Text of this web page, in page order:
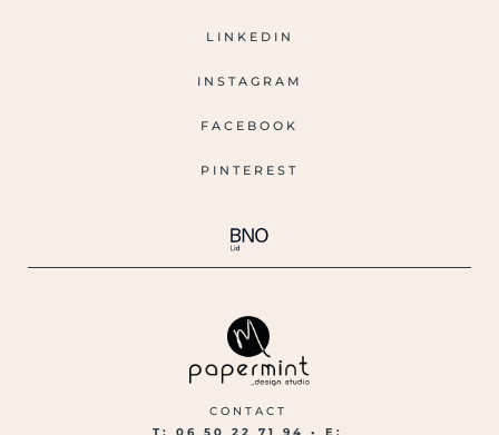
LINKEDIN
INSTAGRAM
FACEBOOK
PINTEREST
CONTACT
T: 06 50 22 71 94 •E: